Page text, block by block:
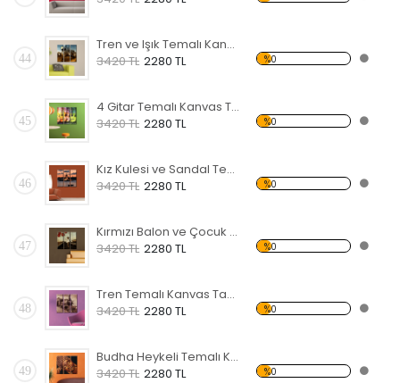
44
Tren ve Işık Temalı Kanvas Tablo
3420 TL 2280 TL %0
45
4 Gitar Temalı Kanvas Tablo
3420 TL 2280 TL %0
46
Kız Kulesi ve Sandal Temalı Kanvas Tablo
3420 TL 2280 TL %0
47
Kırmızı Balon ve Çocuk Temalı Kanvas Tablo
3420 TL 2280 TL %0
48
Tren Temalı Kanvas Tablo
3420 TL 2280 TL %0
49
Budha Heykeli Temalı Kanvas Tablo
3420 TL 2280 TL %0